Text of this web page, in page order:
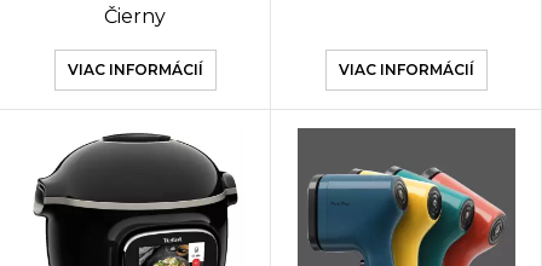
Čierny
VIAC INFORMÁCIÍ VIAC INFORMÁCIÍ